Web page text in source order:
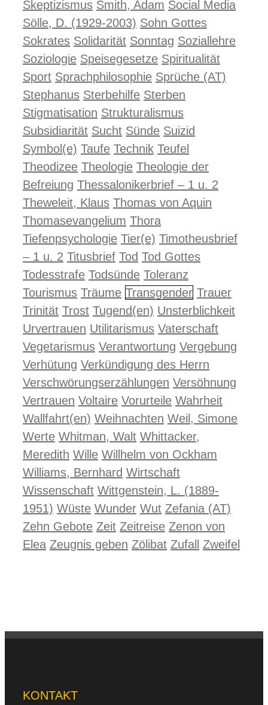
Skeptizismus Smith, Adam Social Media
Sölle, D. (1929-2003) Sohn Gottes
Sokrates Solidarität Sonntag Soziallehre
Soziologie Speisegesetze Spiritualität
Sport Sprachphilosophie Sprüche (AT)
Stephanus Sterbehilfe Sterben
Stigmatisation Strukturalismus
Subsidiarität Sucht Sünde Suizid
Symbol(e) Taufe Technik Teufel
Theodizee Theologie Theologie der
Befreiung Thessalonikerbrief – 1 u. 2
Theweleit, Klaus Thomas von Aquin
Thomasevangelium Thora
Tiefenpsychologie Tier(e) Timotheusbrief
– 1 u. 2 Titusbrief Tod Tod Gottes
Todesstrafe Todsünde Toleranz
Tourismus Träume Transgender Trauer
Trinität Trost Tugend(en) Unsterblichkeit
Urvertrauen Utilitarismus Vaterschaft
Vegetarismus Verantwortung Vergebung
Verhütung Verkündigung des Herrn
Verschwörungserzählungen Versöhnung
Vertrauen Voltaire Vorurteile Wahrheit
Wallfahrt(en) Weihnachten Weil, Simone
Werte Whitman, Walt Whittacker,
Meredith Wille Willhelm von Ockham
Williams, Bernhard Wirtschaft
Wissenschaft Wittgenstein, L. (1889-
1951) Wüste Wunder Wut Zefania (AT)
Zehn Gebote Zeit Zeitreise Zenon von
Elea Zeugnis geben Zölibat Zufall Zweifel
KONTAKT